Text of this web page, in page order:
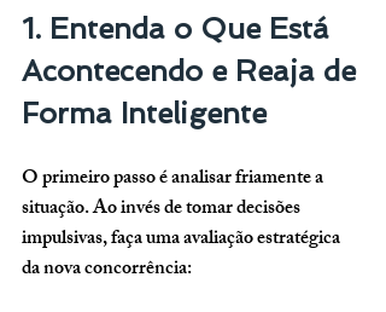
1. Entenda o Que Está
Acontecendo e Reaja de
Forma Inteligente
O primeiro passo é analisar friamente a
situação. Ao invés de tomar decisões
impulsivas, faça uma avaliação estratégica
da nova concorrência: